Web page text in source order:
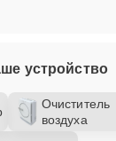
устройство
Очиститель
воздуха